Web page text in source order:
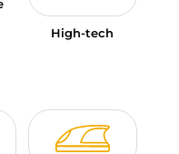
High-tech